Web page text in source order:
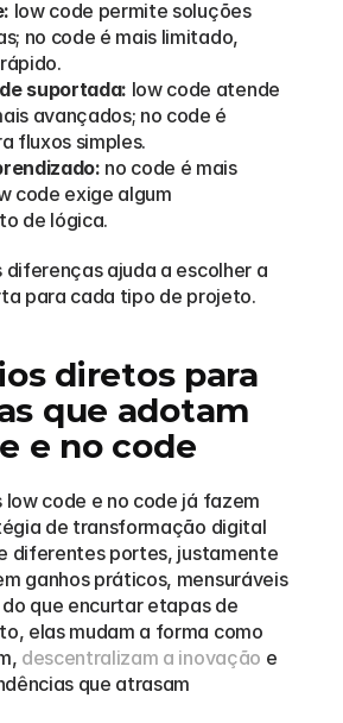
low code permite soluções
no code é mais limitado,
suportada: low code atende
avançados; no code é
fluxos simples.
no code é mais
code exige algum
de lógica.
diferenças ajuda a escolher a
para cada tipo de projeto.
diretos para
que adotam
e no code
code e no code já fazem
de transformação digital
diferentes portes, justamente
ganhos práticos, mensuráveis
que encurtar etapas de
elas mudam a forma como
descentralizam a inovação e
que atrasam